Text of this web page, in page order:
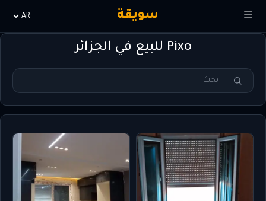
سويقة
la
Pixo للبيع في الجزائر